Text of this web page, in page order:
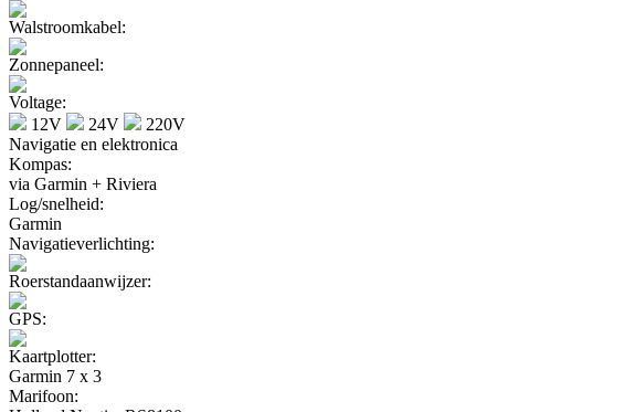
Walstroomkabel:
Zonnepaneel:
Voltage:
12V
24V
220V
Navigatie en elektronica
Kompas:
via Garmin + Riviera
Log/snelheid:
Garmin
Navigatieverlichting:
Roerstandaanwijzer:
GPS:
Kaartplotter:
Garmin 7 x 3
Marifoon: